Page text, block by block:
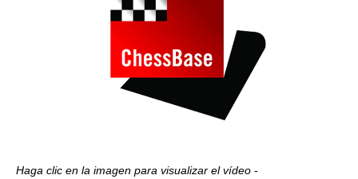
Haga clic en la imagen para visualizar el vídeo -